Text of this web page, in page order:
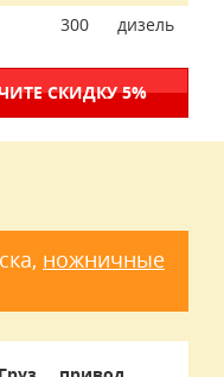
300 дизель
СКИДКУ 5%
ножничные